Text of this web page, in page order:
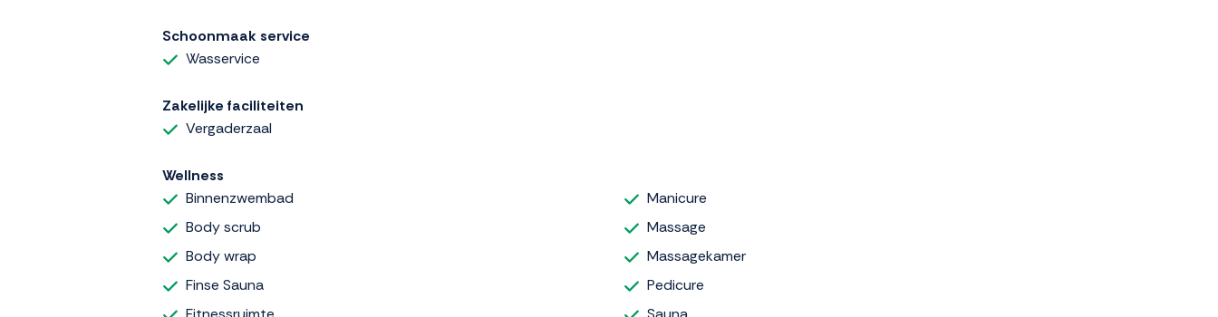
Schoonmaak service
Wasservice
Zakelijke faciliteiten
Vergaderzaal
Wellness
Binnenzwembad
Body scrub
Body wrap
Finse Sauna
Manicure
Massage
Massagekamer
Pedicure